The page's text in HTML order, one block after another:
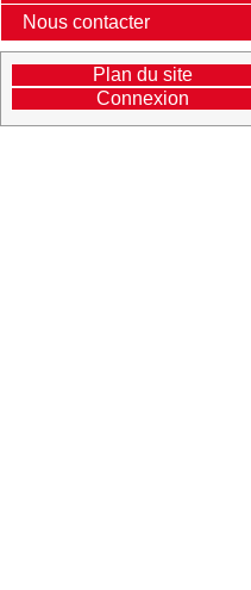
Nous contacter
Plan du site
Connexion